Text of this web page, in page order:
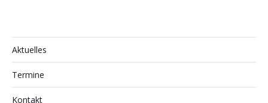
Aktuelles
Termine
Kontakt